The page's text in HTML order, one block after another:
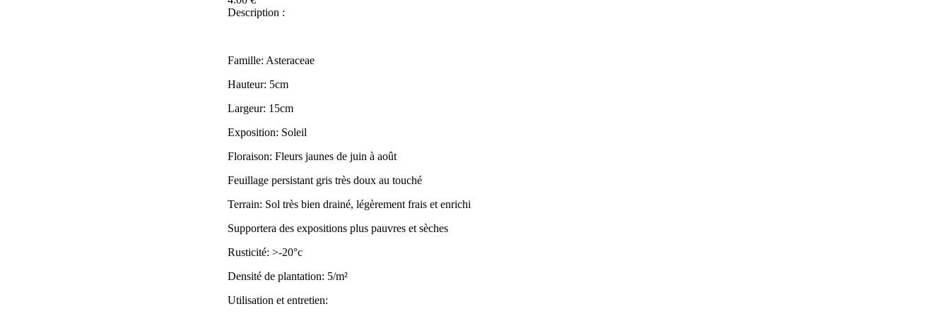
Description :
Famille: Asteraceae
Hauteur: 5cm
Largeur: 15cm
Exposition: Soleil
Floraison: Fleurs jaunes de juin à août
Feuillage persistant gris très doux au touché
Terrain: Sol très bien drainé, légèrement frais et enrichi
Supportera des expositions plus pauvres et sèches
Rusticité: >-20°c
Densité de plantation: 5/m²
Utilisation et entretien: